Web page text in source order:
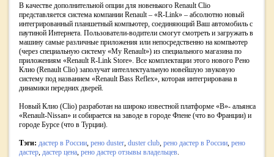
В качестве дополнительной опции для новенького Renault Clio
представляется система компании Renault – «R-Link» – абсолютно новый
интегрированный планшетный компьютер, соединяющий Ваш автомобиль с
паутиной Интернета. Пользователи-водители смогут смотреть и загружать в
машину самые различные приложения или непосредственно на компьютер
(через специальную систему «My Renault») из специального магазина по
приложениям «Renault R-Link Store». Все комплектации этого нового Рено
Клио (Renault Clio) заполучат интеллектуальную новейшую звуковую
систему под названием «Renault Bass Reflex», которая интегрирована в
динамики передних дверей.
Новый Клио (Clio) разработан на широко известной платформе «B»- альянса
«Renault-Nissan» и собирается на заводе в городе Флене (что во Франции) и
городе Бурсе (что в Турции).
Тэги: дастер в России рено duster duster club рено дастер в России рено
дастер дастер цена рено дастер отзывы владельцев